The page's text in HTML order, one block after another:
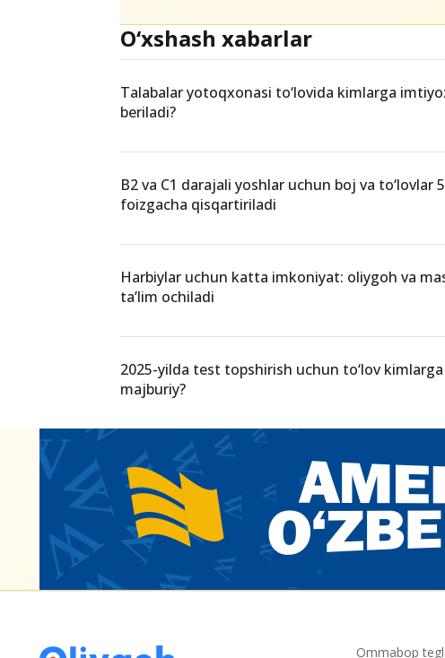
imtiyoz imtiyozli abituriyentlar
beriladi?
foizgacha qisqartiriladi
ta’lim ochiladi
2025-yilda test topshirish uchun to‘lov kimlarga
majburiy?